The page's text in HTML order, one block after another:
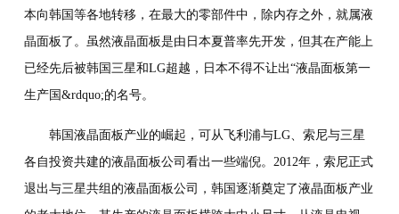
本向韩国等各地转移，在最大的零部件中，除内存之外，就属液
晶面板了。虽然液晶面板是由日本夏普率先开发，但其在产能上
已经先后被韩国三星和LG超越，日本不得不让出“液晶面板第一
生产国&rdquo;的名号。
韩国液晶面板产业的崛起，可从飞利浦与LG、索尼与三星
各自投资共建的液晶面板公司看出一些端倪。2012年，索尼正式
退出与三星共组的液晶面板公司，韩国逐渐奠定了液晶面板产业